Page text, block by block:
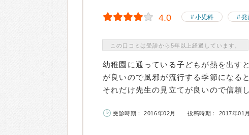
4.0 小児科 発
この口コミは受診から5年以上経過しています。
幼稚園に通っている子どもが熱を出す
が良いので風邪が流行する季節になる
それだけ先生の見立てが良いので信頼
受診時期： 2016年02月 投稿時期： 2017年01月